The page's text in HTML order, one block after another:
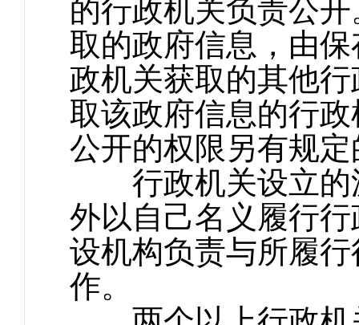
的行政机关负责公
取的政府信息，由
政机关获取的其他
取该政府信息的行
公开的权限另有规
行政机关设立的
外以自己名义履行
设机构负责与所履
作。